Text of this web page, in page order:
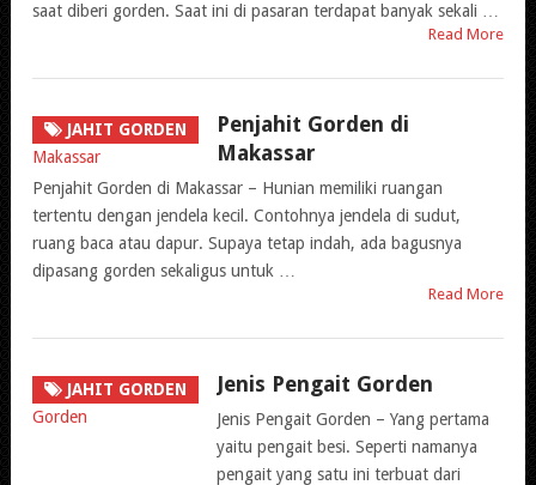
saat diberi gorden. Saat ini di pasaran terdapat banyak sekali …
Read More
JAHIT GORDEN
Penjahit Gorden di
Makassar
Penjahit Gorden di Makassar – Hunian memiliki ruangan
tertentu dengan jendela kecil. Contohnya jendela di sudut,
ruang baca atau dapur. Supaya tetap indah, ada bagusnya
dipasang gorden sekaligus untuk …
Read More
JAHIT GORDEN Jenis Pengait Gorden
Jenis Pengait Gorden – Yang pertama
yaitu pengait besi. Seperti namanya
pengait yang satu ini terbuat dari